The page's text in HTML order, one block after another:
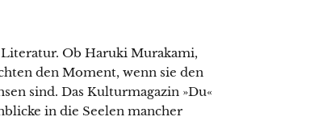
Ob Haruki Murakami,
den Moment, wenn sie den
sind. Das Kulturmagazin »Du«
in die Seelen mancher